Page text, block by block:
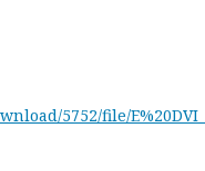
5752/file/